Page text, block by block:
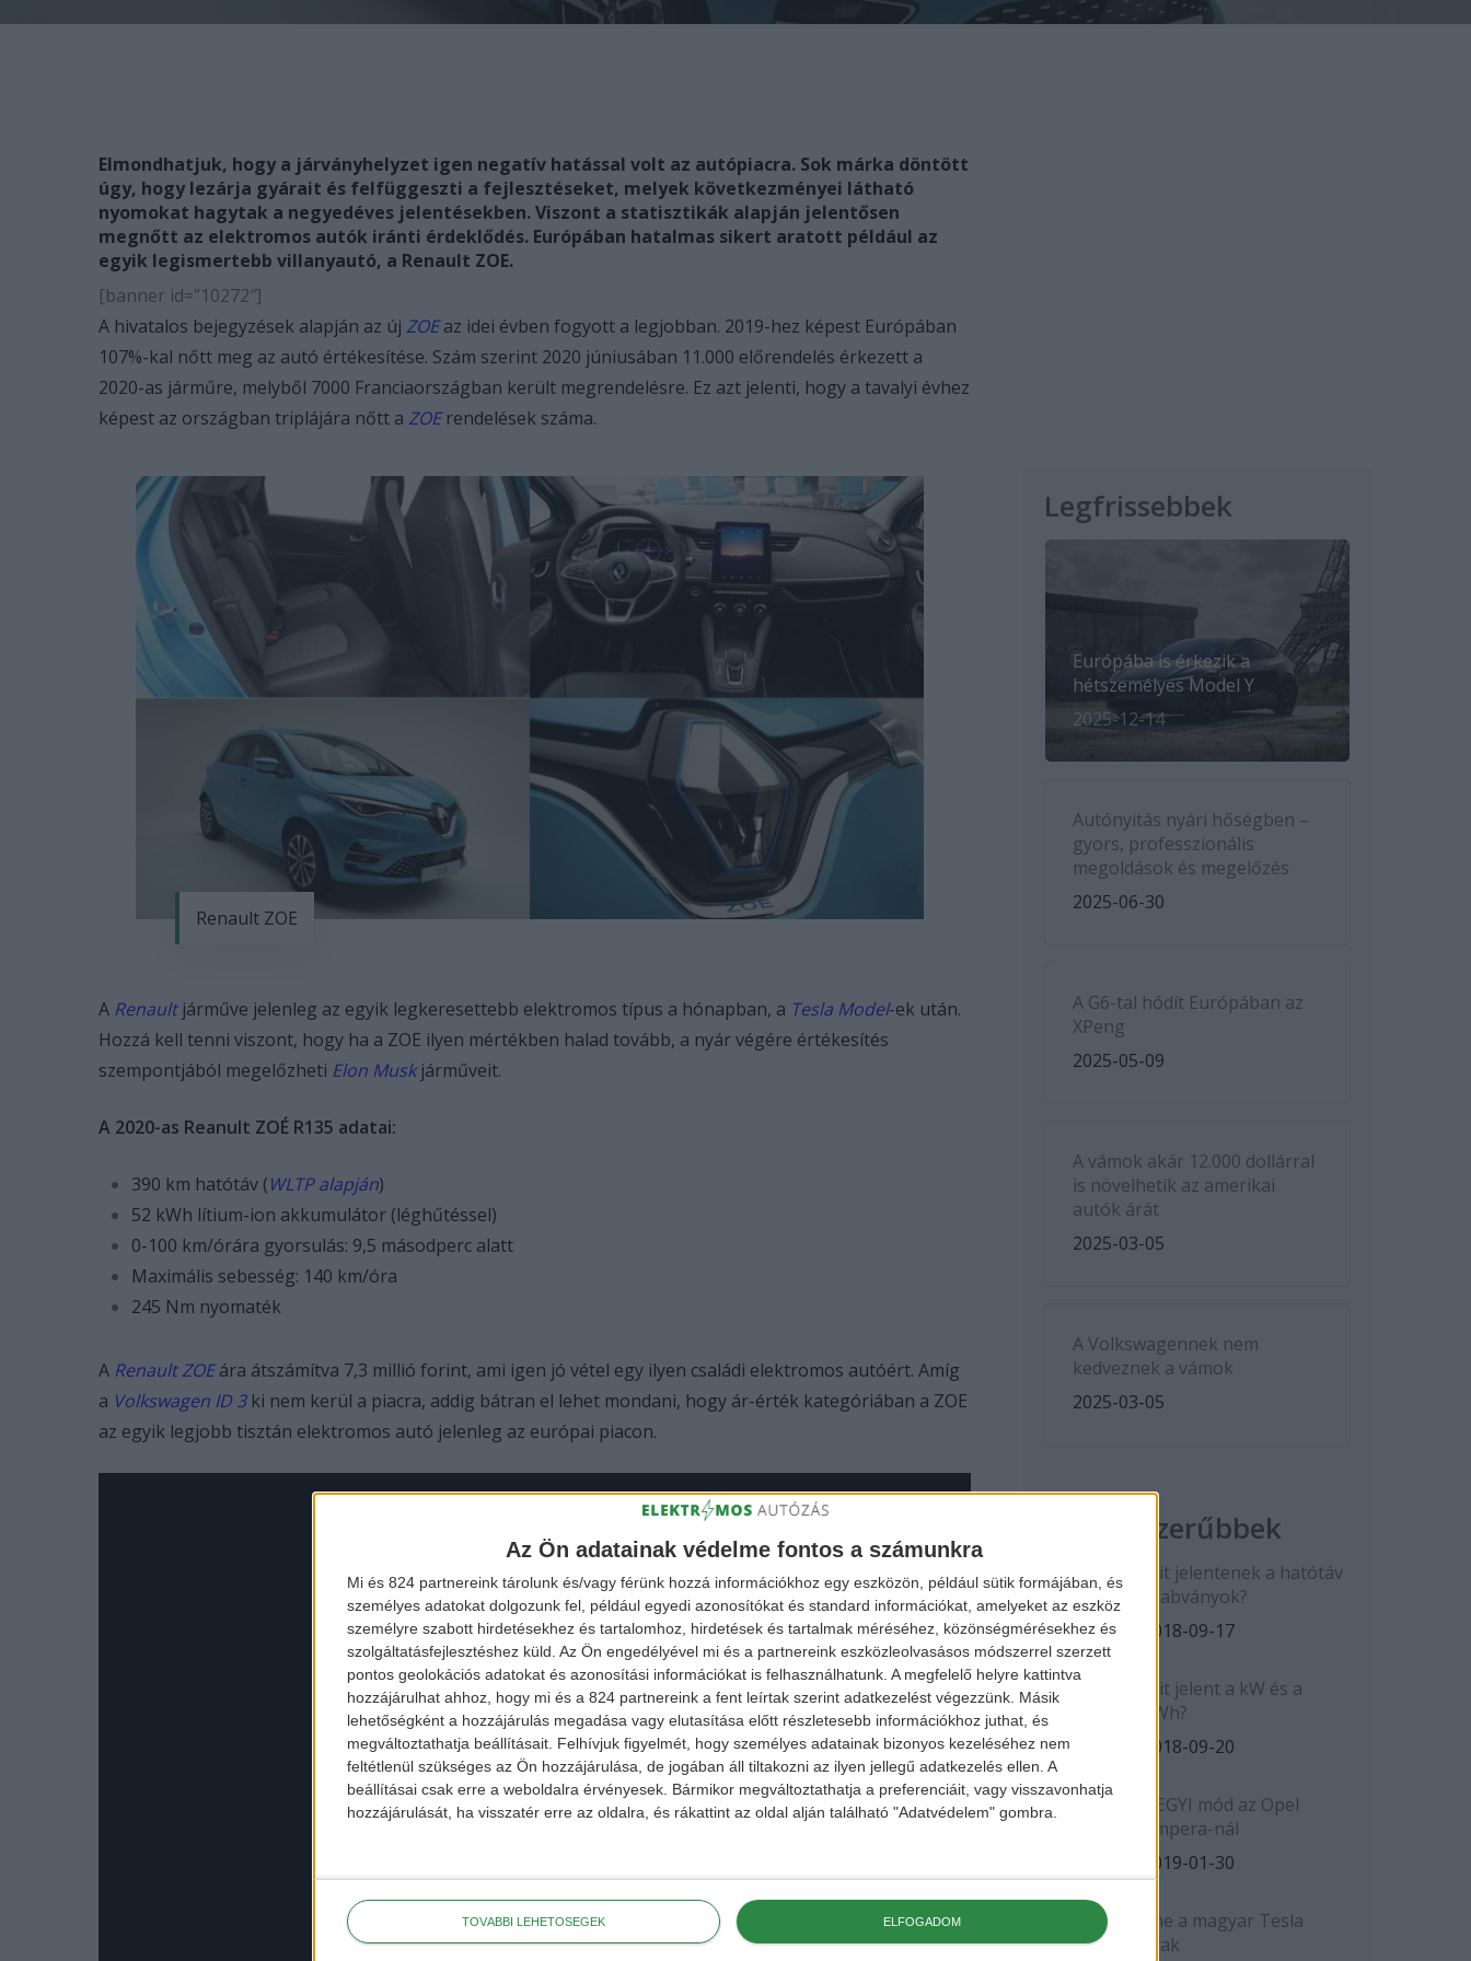
Az Ön adatainak védelme fontos a számunkra
Mi és 824 partnereink tárolunk és/vagy férünk hozzá információkhoz egy eszközön, például sütik formájában, és
személyes adatokat dolgozunk fel, például egyedi azonosítókat és standard információkat, amelyeket az eszköz
személyre szabott hirdetésekhez és tartalomhoz, hirdetések és tartalmak méréséhez, közönségmérésekhez és
szolgáltatásfejlesztéshez küld. Az Ön engedélyével mi és a partnereink eszközleolvasásos módszerrel szerzett
pontos geolokációs adatokat és azonosítási információkat is felhasználhatunk. A megfelelő helyre kattintva
hozzájárulhat ahhoz, hogy mi és a 824 partnereink a fent leírtak szerint adatkezelést végezzünk. Másik
lehetőségként a hozzájárulás megadása vagy elutasítása előtt részletesebb információkhoz juthat, és
megváltoztathatja beállításait. Felhívjuk figyelmét, hogy személyes adatainak bizonyos kezeléséhez nem
feltétlenül szükséges az Ön hozzájárulása, de jogában áll tiltakozni az ilyen jellegű adatkezelés ellen. A
beállításai csak erre a weboldalra érvényesek. Bármikor megváltoztathatja a preferenciáit, vagy visszavonhatja
hozzájárulását, ha visszatér erre az oldalra, és rákattint az oldal alján található "Adatvédelem" gombra.
TOVÁBBI LEHETŐSÉGEK ELFOGADOM
Elmondhatjuk, hogy a járványhelyzet igen negatív hatással volt az autópiacra. Sok márka döntött
úgy, hogy lezárja gyárait és felfüggeszti a fejlesztéseket, melyek következményei látható
nyomokat hagytak a negyedéves jelentésekben. Viszont a statisztikák alapján jelentősen
megnőtt az elektromos autók iránti érdeklődés. Európában hatalmas sikert aratott például az
egyik legismertebb villanyautó, a Renault ZOE.
[banner id=”10272″]
A hivatalos bejegyzések alapján az új ZOE az idei évben fogyott a legjobban. 2019-hez képest Európában
107%-kal nőtt meg az autó értékesítése. Szám szerint 2020 júniusában 11.000 előrendelés érkezett a
2020-as járműre, melyből 7000 Franciaországban került megrendelésre. Ez azt jelenti, hogy a tavalyi évhez
képest az országban triplájára nőtt a ZOE rendelések száma.
Renault ZOE
A Renault járműve jelenleg az egyik legkeresettebb elektromos típus a hónapban, a Tesla Model-ek után.
Hozzá kell tenni viszont, hogy ha a ZOE ilyen mértékben halad tovább, a nyár végére értékesítés
szempontjából megelőzheti Elon Muskjárműveit.
A 2020-as Reanult ZOÉ R135 adatai:
390 km hatótáv (WLTP alapján)
52 kWh lítium-ion akkumulátor (léghűtéssel)
0-100 km/órára gyorsulás: 9,5 másodperc alatt
Maximális sebesség: 140 km/óra
245 Nm nyomaték
A Renault ZOEára átszámítva 7,3 millió forint, ami igen jó vétel egy ilyen családi elektromos autóért. Amíg
a Volkswagen ID 3ki nem kerül a piacra, addig bátran el lehet mondani, hogy ár-érték kategóriában a ZOE
az egyik legjobb tisztán elektromos autó jelenleg az európai piacon.
Legfrissebbek
Európába is érkezik a
hétszemélyes Model Y
2025-12-14
Autónyitás nyári hőségben –
gyors, professzionális
megoldások és megelőzés
2025-06-30
A G6-tal hódít Európában az
XPeng
2025-05-09
A vámok akár 12.000 dollárral
is növelhetik az amerikai
autók árát
2025-03-05
A Volkswagennek nem
kedveznek a vámok
2025-03-05
Legnépszerűbbek
Mit jelentenek a hatótáv
szabványok?
2018-09-17
Mit jelent a kW és a
kWh?
2018-09-20
HEGYI mód az Opel
Ampera-nál
2019-01-30
Íme a magyar Tesla
árak